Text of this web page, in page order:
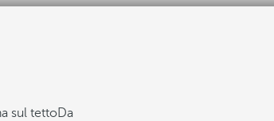
sul tettoDa